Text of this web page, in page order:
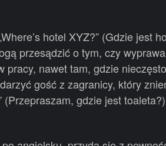
hotel XYZ?” (Gdzie jest
przesądzić o tym, czy
nawet tam, gdzie
gość z zagranicy, który
(Przepraszam, gdzie jest